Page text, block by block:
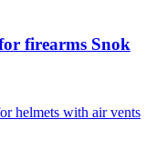
firearms Snok